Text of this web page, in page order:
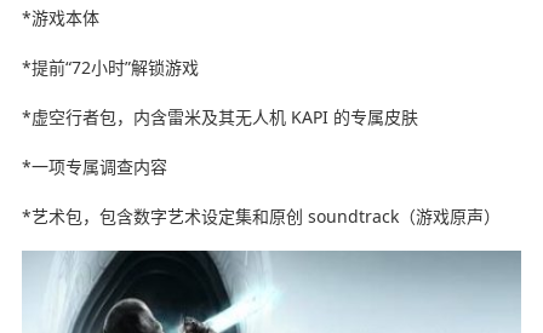
*游戏本体
*提前“72小时”解锁游戏
*虚空行者包，内含雷米及其无人机 KAPI 的专属皮肤
*一项专属调查内容
*艺术包，包含数字艺术设定集和原创 soundtrack（游戏原声）